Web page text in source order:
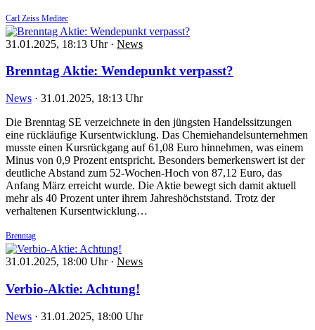
Carl Zeiss Meditec
31.01.2025, 18:13 Uhr · News
Brenntag Aktie: Wendepunkt verpasst?
News · 31.01.2025, 18:13 Uhr
Die Brenntag SE verzeichnete in den jüngsten Handelssitzungen
eine rückläufige Kursentwicklung. Das Chemiehandelsunternehmen
musste einen Kursrückgang auf 61,08 Euro hinnehmen, was einem
Minus von 0,9 Prozent entspricht. Besonders bemerkenswert ist der
deutliche Abstand zum 52-Wochen-Hoch von 87,12 Euro, das
Anfang März erreicht wurde. Die Aktie bewegt sich damit aktuell
mehr als 40 Prozent unter ihrem Jahreshöchststand. Trotz der
verhaltenen Kursentwicklung…
Brenntag
31.01.2025, 18:00 Uhr · News
Verbio-Aktie: Achtung!
News · 31.01.2025, 18:00 Uhr